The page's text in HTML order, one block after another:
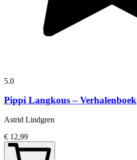
5.0
Pippi Langkous – Verhalenboek
Astrid Lindgren
€ 12,99